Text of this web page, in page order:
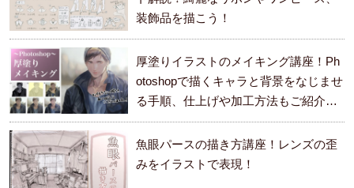
装飾品を描こう！
厚塗りイラストのメイキング講座！Ph
otoshopで描くキャラと背景をなじませ
る手順、仕上げや加工方法もご紹介し
ます。
魚眼パースの描き方講座！レンズの歪
みをイラストで表現！